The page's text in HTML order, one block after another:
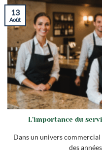
L’importance du
Dans un univers
des
13
Août